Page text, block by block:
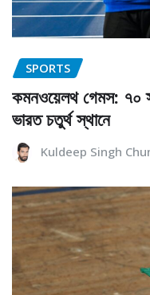
SPORTS
কমনওয়েলথ গেমস: ৭০
ভারত চতুর্থ স্থানে
Kuldeep Singh